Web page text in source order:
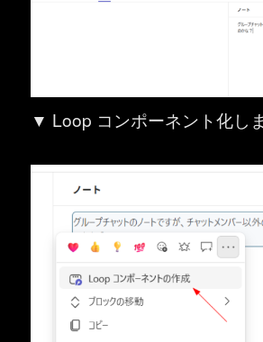
▼ Loop コンポーネント化し